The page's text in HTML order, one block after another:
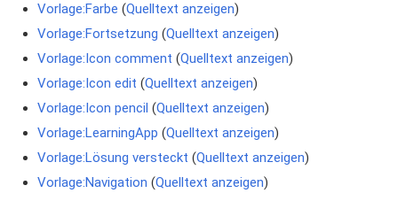
Vorlage:Farbe (Quelltext anzeigen)
Vorlage:Fortsetzung (Quelltext anzeigen)
Vorlage:Icon comment (Quelltext anzeigen)
Vorlage:Icon edit (Quelltext anzeigen)
Vorlage:Icon pencil (Quelltext anzeigen)
Vorlage:LearningApp (Quelltext anzeigen)
Vorlage:Lösung versteckt (Quelltext anzeigen)
Vorlage:Navigation (Quelltext anzeigen)